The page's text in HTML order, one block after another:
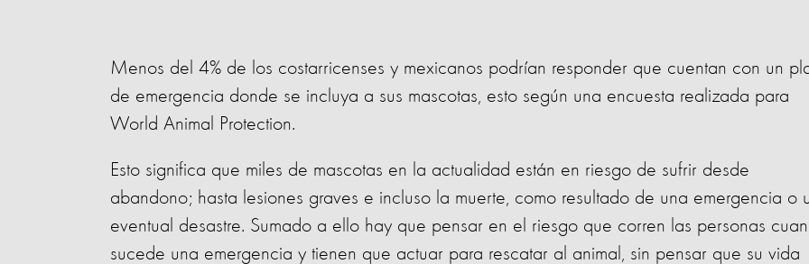
Menos del 4% de los costarricenses y mexicanos podrían responder que cuentan con un
de emergencia donde se incluya a sus mascotas, esto según una encuesta realizada para
World Animal Protection.
Esto significa que miles de mascotas en la actualidad están en riesgo de sufrir desde
abandono; hasta lesiones graves e incluso la muerte, como resultado de una emergencia o
eventual desastre. Sumado a ello hay que pensar en el riesgo que corren las personas
sucede una emergencia y tienen que actuar para rescatar al animal, sin pensar que su vida